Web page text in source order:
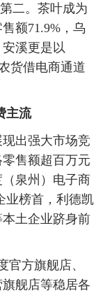
二。茶叶成为
额71.9%，乌
溪更是以
货借电商通道
主流
出强大市场竞
售额超百万元
（泉州）电子商
业榜首，利德凯
土企业跻身前
官方旗舰店、
舰店等稳居各